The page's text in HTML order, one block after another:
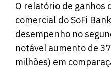
O relatório de ganhos
comercial do SoFi
desempenho no
notável aumento de
milhões) em